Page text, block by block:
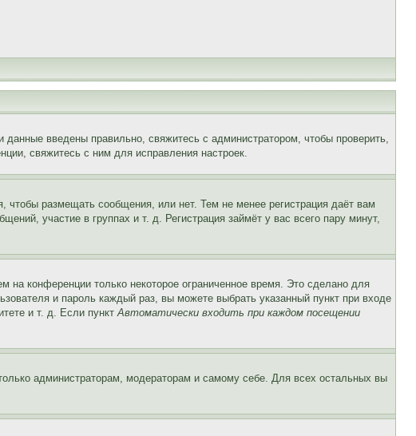
введены правильно, свяжитесь с администратором, чтобы проверить,
свяжитесь с ним для исправления настроек.
чтобы размещать сообщения, или нет. Тем не менее регистрация даёт вам
участие в группах и т. д. Регистрация займёт у вас всего пару минут,
на конференции только некоторое ограниченное время. Это сделано для
и пароль каждый раз, вы можете выбрать указанный пункт при входе
и т. д. Если пунктАвтоматически входить при каждом посещении
администраторам, модераторам и самому себе. Для всех остальных вы